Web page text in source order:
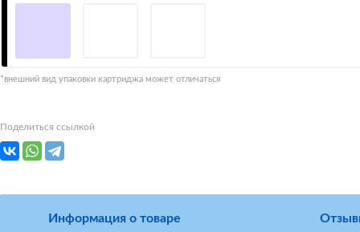
*внешний вид упаковки картриджа может отличаться
Поделиться ссылкой
Информация о товаре